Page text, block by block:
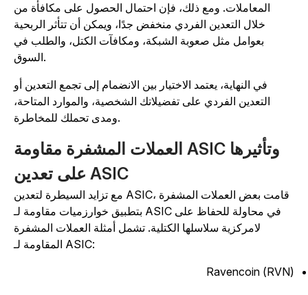
المعاملات. ومع ذلك، فإن احتمال الحصول على مكافأة من
خلال التعدين الفردي منخفض جدًا، ويمكن أن تتأثر الربحية
بعوامل مثل صعوبة الشبكة، ومكافآت الكتل، والطلب في
في النهاية، يعتمد الاختيار بين الانضمام إلى تجمع التعدين أو
التعدين الفردي على تفضيلاتك الشخصية، والموارد المتاحة،
العملات المشفرة مقاومة ASIC وتأثيرها
على تعدين ASIC
مع تزايد السيطرة لتعدين ASIC، قامت بعض العملات المشفرة
بتطبيق خوارزميات مقاومة لـ ASIC في محاولة للحفاظ على
لامركزية سلاسلها الكتلية. تشمل أمثلة العملات المشفرة
المقاومة لـ ASIC:
Ravencoin